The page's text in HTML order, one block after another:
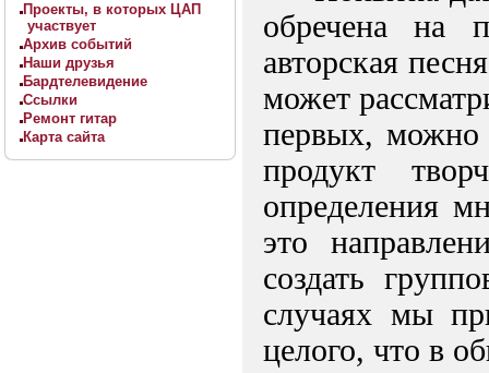
Проекты, в которых ЦАП
участвует
Архив событий
Наши друзья
Бардтелевидение
Ссылки
Ремонт гитар
Карта сайта
обречена на
авторская
может
первых, можно
продукт
определения
это
создать
случаях мы
целого, что в